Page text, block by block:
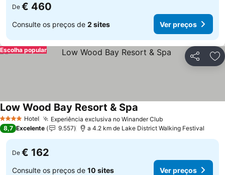
De € 460
Consulte os preços de 2 sites Ver preços
Partilhar
Escolha popular
4 EstrelasHotel Experiência exclusiva no Winander ClubVer preços
Low Wood Bay Resort & Spa
8,7 Excelente 9.557 a 4.2 km de Lake District Walking Festival
De € 162
Consulte os preços de 10 sites Ver preços